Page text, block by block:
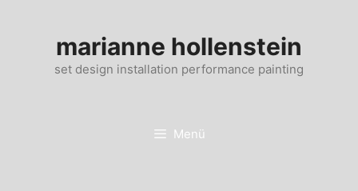
marianne hollenstein
set design installation performance painting
Menü